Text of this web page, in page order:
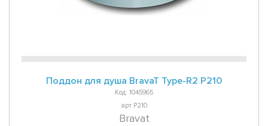
Поддон для душа BravaT Type-R2 Р210
Код: 1045965
арт P210
Bravat